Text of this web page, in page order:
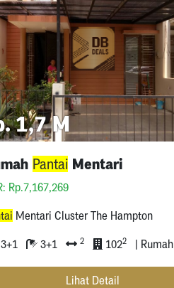
1,7 M
Pantai Mentari
Rp.7,167,269
Mentari Cluster The Hampton
3+1 3+1 2 1022 | Rumah
Lihat Detail